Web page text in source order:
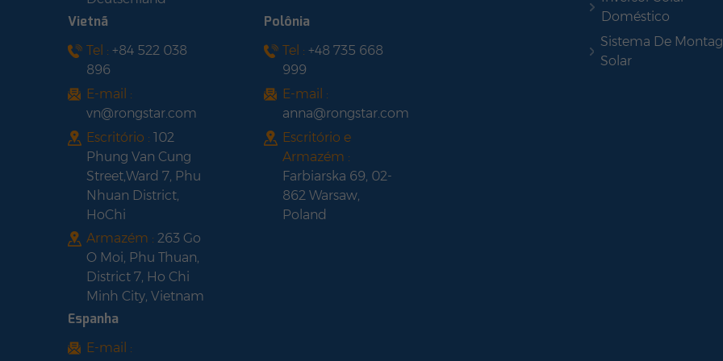
estrutura preta de
54HTH420-440M
Vietnã
Tel : +84 522 038
896
E-mail :
vn@rongstar.com
Escritório : 102
Phung Van Cung
Street,Ward 7, Phu
Nhuan District,
HoChi
Armazém : 263 Go
O Moi, Phu Thuan,
District 7, Ho Chi
Minh City, Vietnam
Polônia
Tel :+48 735 668
999
E-mail :
anna@rongstar.com
Escritório e
Armazém :
Farbiarska 69, 02-
862 Warsaw,
Poland
Espanha
E-mail :
Doméstico
Sistema De
Solar